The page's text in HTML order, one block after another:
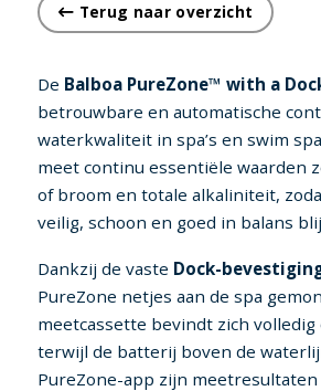
Terug naar overzicht
De Balboa PureZone™ with a
betrouwbare en automatische
waterkwaliteit in spa’s en swim
meet continu essentiële waarden
of broom en totale alkaliniteit,
veilig, schoon en goed in balans
Dankzij de vaste Dock-
PureZone netjes aan de spa
meetcassette bevindt zich
terwijl de batterij boven de
PureZone-app zijn